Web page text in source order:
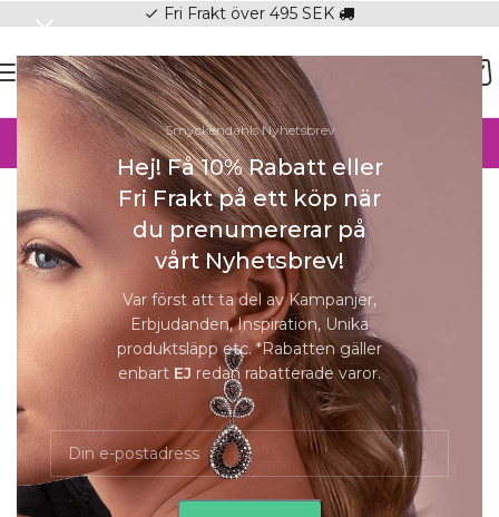
Smyckendahls Nyhetsbrev
Hej! Få 10% Rabatt eller
Fri Frakt på ett köp när
du prenumererar på
vårt Nyhetsbrev!
Var först att ta del av Kampanjer,
Erbjudanden, Inspiration, Unika
produktsläpp etc. *Rabatten gäller
enbart EJ redan rabatterade varor.
checkFri Frakt över 495 SEK
SOMMAR-REA HOS SMYCKENDAHLS,
UPP TILL 25%
Örhängen Örhängen Dam
Förstora
GT Tiffany 3 mm, CZ White
299
Beställningsvara 5-8 dagar.
Beställningsvara 5-8 dagar.